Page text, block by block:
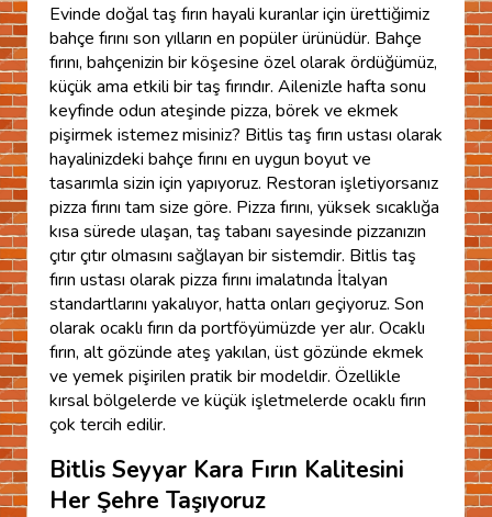
Evinde doğal taş fırın hayali kuranlar için ürettiğimiz
bahçe fırını son yılların en popüler ürünüdür. Bahçe
fırını, bahçenizin bir köşesine özel olarak ördüğümüz,
küçük ama etkili bir taş fırındır. Ailenizle hafta sonu
keyfinde odun ateşinde pizza, börek ve ekmek
pişirmek istemez misiniz? Bitlis taş fırın ustası olarak
hayalinizdeki bahçe fırını en uygun boyut ve
tasarımla sizin için yapıyoruz. Restoran işletiyorsanız
pizza fırını tam size göre. Pizza fırını, yüksek sıcaklığa
kısa sürede ulaşan, taş tabanı sayesinde pizzanızın
çıtır çıtır olmasını sağlayan bir sistemdir. Bitlis taş
fırın ustası olarak pizza fırını imalatında İtalyan
standartlarını yakalıyor, hatta onları geçiyoruz. Son
olarak ocaklı fırın da portföyümüzde yer alır. Ocaklı
fırın, alt gözünde ateş yakılan, üst gözünde ekmek
ve yemek pişirilen pratik bir modeldir. Özellikle
kırsal bölgelerde ve küçük işletmelerde ocaklı fırın
çok tercih edilir.
Bitlis Seyyar Kara Fırın Kalitesini
Her Şehre Taşıyoruz